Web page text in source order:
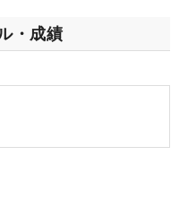
、まずはショットを
行けたらと思ってい
ツアー。現在のスイ
クールに向けても
・成績